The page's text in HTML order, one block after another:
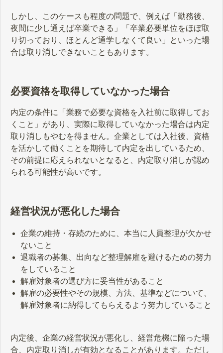
しかし、このケースも程度の問題で、例えば「勤務後、
夜間に少し通えば卒業できる」「卒業必要単位をほぼ取
り切っており、ほとんど通学しなくて良い」といった場
合は取り消しできないこともあります。
必要資格を取得していなかった場合
内定の条件に「業務で必要な資格を入社前に取得してお
くこと」があり、実際に取得していなかった場合は内定
取り消しもやむを得ません。企業としては入社後、資格
を活かして働くことを期待して内定を出しているため、
その前提に応えられないとなると、内定取り消しが認め
られる可能性が高いです。
経営状況が悪化した場合
企業の維持・存続のために、本当に人員整理が欠かせ
ないこと
退職者の募集、出向など整理解雇を避けるための努力
をしていること
解雇対象者の選び方に妥当性があること
解雇の必要性やその規模、方法、基準などについて、
解雇対象者に納得してもらえるよう努力していること
内定後、企業の経営状況が悪化し、経営危機に陥った場
合、内定取り消しが有効となることがあります。ただし